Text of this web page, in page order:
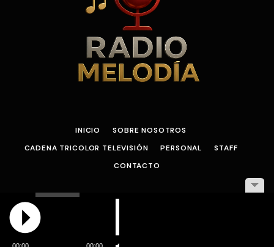
INICIO
SOBRE NOSOTROS
CADENA TRICOLOR TELEVISIÓN
PERSONAL
STAFF
CONTACTO
© 2026 Pagina web diseñada Por Wilmer Rodriguez